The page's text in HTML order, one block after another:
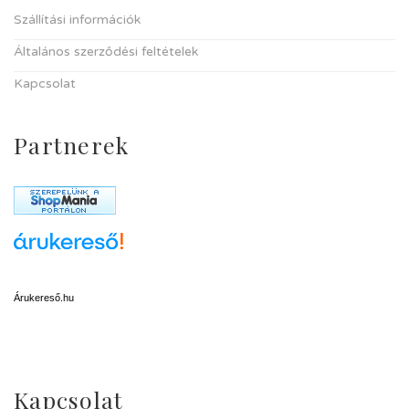
Szállítási információk
Általános szerződési feltételek
Kapcsolat
Partnerek
Árukereső.hu
Kapcsolat